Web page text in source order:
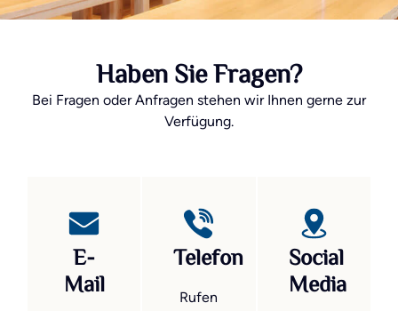
Haben Sie Fragen?
Bei Fragen oder Anfragen stehen wir Ihnen gerne zur
Verfügung.
E-
Mail
Telefon
Rufen
Social
Media